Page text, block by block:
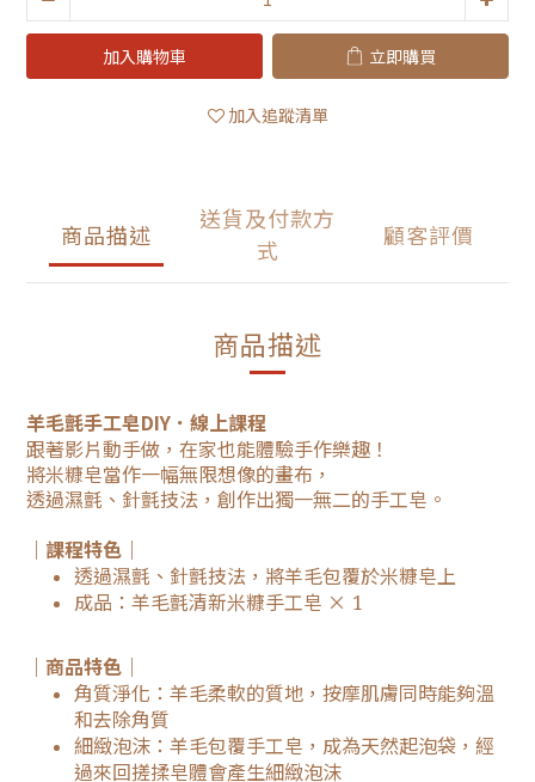
加入購物車 立即購買
加入追蹤清單
商品描述
送貨及付款方
式
顧客評價
商品描述
羊毛氈手工皂DIY．線上課程
跟著影片動手做，在家也能體驗手作樂趣！
將米糠皂當作一幅無限想像的畫布，
透過濕氈、針氈技法，創作出獨一無二的手工皂。
｜課程特色｜
透過濕氈、針氈技法，將羊毛包覆於米糠皂上
成品：羊毛氈清新米糠手工皂 × 1
｜商品特色｜
角質淨化：羊毛柔軟的質地，按摩肌膚同時能夠溫
和去除角質
細緻泡沫： 羊毛包覆手工皂，成為天然起泡袋，經
過來回搓揉皂體會產生細緻泡沫